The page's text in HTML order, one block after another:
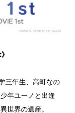
三年生、高町なの
年ユーノと出逢
世界の遺産。